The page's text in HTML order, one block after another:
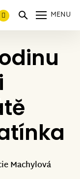
MENU
Machylová